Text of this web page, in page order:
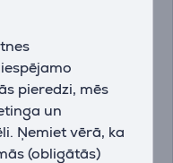
pieredzi, mēs
un
Ņemiet vērā, ka
(obligātās)
250 g -
Atkaļķošanas līdzeklis